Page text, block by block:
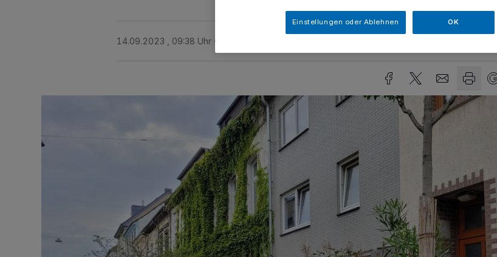
14.09.2023 , 09:38 Uhr
Einstellungen oder Ablehnen OK